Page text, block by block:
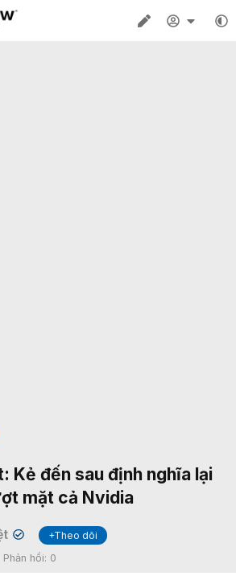
Kẻ đến sau định nghĩa lại
mặt cả Nvidia
✔
+Theo dõi
Phản hồi: 0